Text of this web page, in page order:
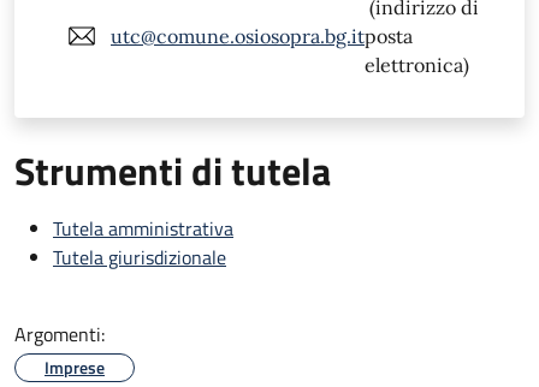
utc@comune.osiosopra.bg.it
(indirizzo di
posta
elettronica)
Strumenti di tutela
Tutela amministrativa
Tutela giurisdizionale
Argomenti:
Imprese